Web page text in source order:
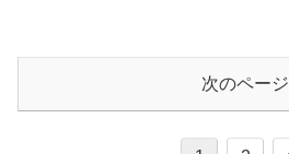
次のページ